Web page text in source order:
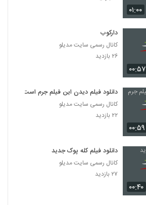
۱,۳۲۵ بازدید
دانلود فیلم سینمایی مجردها
دانلود فیلم ایرانی لاک قرمز
۳,۳۵۹ بازدید
دانلود فیلم سینمایی در کمال خونسردی
۱,۱۷۳ بازدید
دانلود فیلم ناردون
۰۱:۰۰
۰۰:۵۷
دارکوب
کانال رسمی سایت مدیلو
۲۶ بازدید
۰۰:۵۹
دانلود فیلم دیدن این فیلم جرم است
کانال رسمی سایت مدیلو
۲۲ بازدید
۰۰:۴۰
دانلود فیلم کله پوک جدید
کانال رسمی سایت مدیلو
۲۷ بازدید